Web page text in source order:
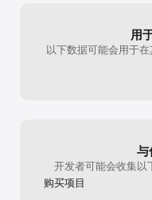
调。素材库更是海量免费
音效、贴纸、字体、特
全，紧跟热点持续更新
不用担心版权问题，不管
机剪，回家用电脑精修，
速度快，支持高清、4K
告，全程使用流畅不卡顿
用
以下数据可能会用于
与
开发者可能会收集以
购买项目